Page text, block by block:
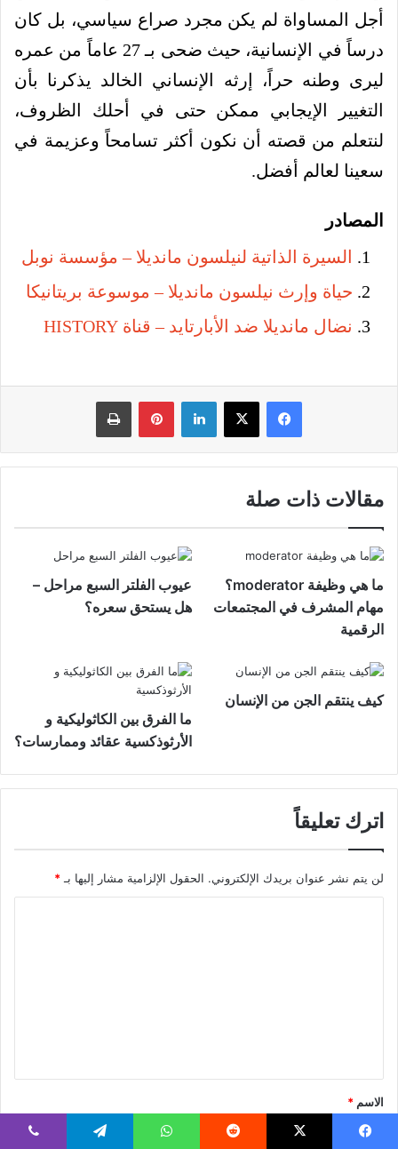
أجل المساواة لم يكن مجرد صراع سياسي، بل كان
درساً في الإنسانية، حيث ضحى بـ 27 عاماً من عمره
ليرى وطنه حراً، إرثه الإنساني الخالد يذكرنا بأن
التغيير الإيجابي ممكن حتى في أحلك الظروف،
لنتعلم من قصته أن نكون أكثر تسامحاً وعزيمة في
سعينا لعالم أفضل.
المصادر
السيرة الذاتية لنيلسون مانديلا – مؤسسة نوبل
حياة وإرث نيلسون مانديلا – موسوعة بريتانيكا
نضال مانديلا ضد الأبارتايد – قناة HISTORY
فيسبوك لينكدإن بينتيريست
مقالات ذات صلة
ما هي وظيفة moderator؟
مهام المشرف في المجتمعات
الرقمية
عيوب الفلتر السبع مراحل –
هل يستحق سعره؟
كيف ينتقم الجن من الإنسان
ما الفرق بين الكاثوليكية و
الأرثوذكسية عقائد وممارسات؟
اترك تعليقاً
لن يتم نشر عنوان بريدك الإلكتروني. الحقول الإلزامية مشار إليها بـ *
*
الاسم *